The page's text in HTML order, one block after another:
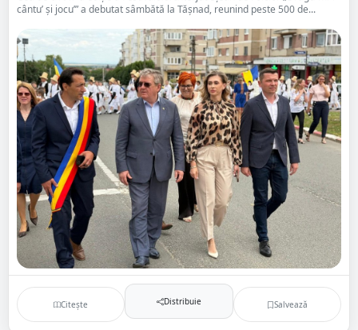
cântu’ și jocu’” a debutat sâmbătă la Tășnad, reunind peste 500 de...
Citește Distribuie Salvează